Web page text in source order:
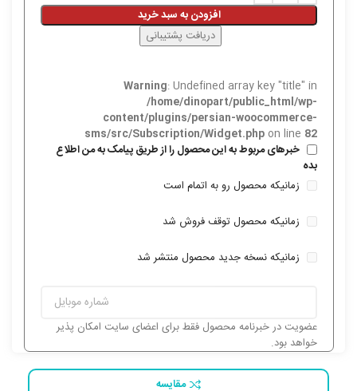
افزودن به سبد خرید
دریافت پشتیبانی
Warning: Undefined array key "title" in
/home/dinopart/public_html/wp-
content/plugins/persian-woocommerce-
sms/src/Subscription/Widget.php on line 82
خبرهای مربوط به این محصول را از طریق پیامک به من اطلاع
بده
زمانیکه محصول رو به اتمام است
زمانیکه محصول توقف فروش شد
زمانیکه نسخه جدید محصول منتشر شد
عضویت در خبرنامه محصول فقط برای اعضای سایت امکان پذیر
خواهد بود.
مقایسه